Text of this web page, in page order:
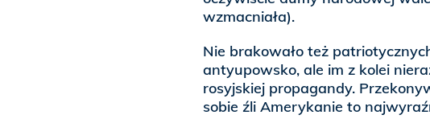
wzmacniała).
Nie brakowało też
antyupowsko, ale im z kolei
rosyjskiej propagandy.
sobie źli Amerykanie to